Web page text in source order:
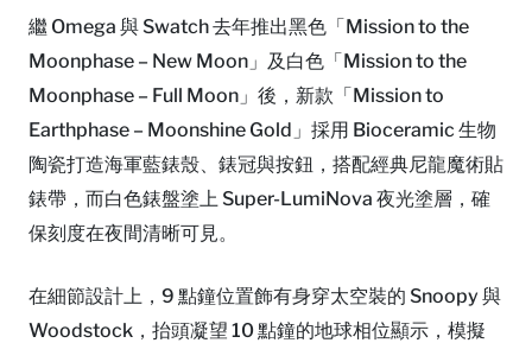
繼 Omega 與 Swatch 去年推出黑色「Mission to the
Moonphase – New Moon」及白色「Mission to the
Moonphase – Full Moon」後，新款「Mission to
Earthphase – Moonshine Gold」採用 Bioceramic 生物
陶瓷打造海軍藍錶殼、錶冠與按鈕，搭配經典尼龍魔術貼
錶帶，而白色錶盤塗上 Super-LumiNova 夜光塗層，確
保刻度在夜間清晰可見。
在細節設計上，9 點鐘位置飾有身穿太空裝的 Snoopy 與
Woodstock，抬頭凝望 10 點鐘的地球相位顯示，模擬